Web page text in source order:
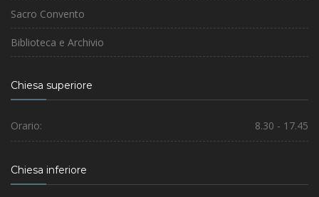
Sacro Convento
Biblioteca e Archivio
Chiesa superiore
Orario: 8.30 - 17.45
Chiesa inferiore